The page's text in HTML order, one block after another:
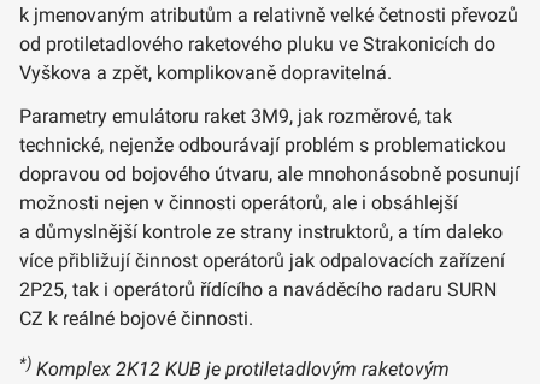
k jmenovaným atributům a relativně velké četnosti převozů
od protiletadlového raketového pluku ve Strakonicích do
Vyškova a zpět, komplikovaně dopravitelná.
Parametry emulátoru raket 3M9, jak rozměrové, tak
technické, nejenže odbourávají problém s problematickou
dopravou od bojového útvaru, ale mnohonásobně posunují
možnosti nejen v činnosti operátorů, ale i obsáhlejší
a důmyslnější kontrole ze strany instruktorů, a tím daleko
více přibližují činnost operátorů jak odpalovacích zařízení
2P25, tak i operátorů řídícího a naváděcího radaru SURN
CZ k reálné bojové činnosti.
*) Komplex 2K12 KUB je protiletadlovým raketovým